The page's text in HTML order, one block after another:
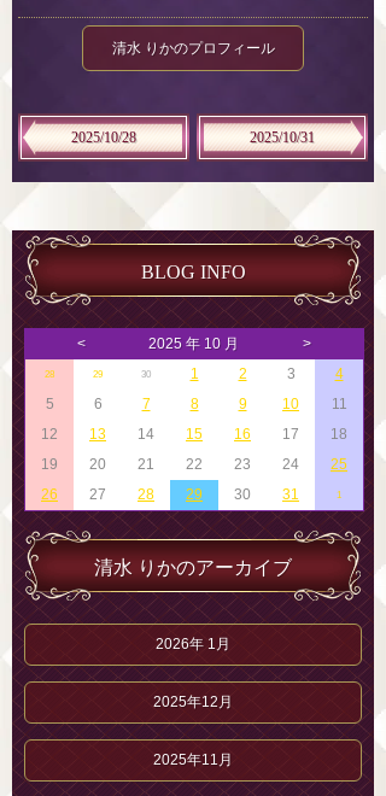
清水 りかのプロフィール
2025/10/28 2025/10/31
BLOG INFO
< 2025 年 10 月 >
28 29 30 1 2 3
4
5
6 7 8 9 10
11
12
13 14 15 16 17
18
19
20 21 22 23 24
25
26
27 28 29 30 31 1
清水 りかのアーカイブ
2026年 1月
2025年12月
2025年11月